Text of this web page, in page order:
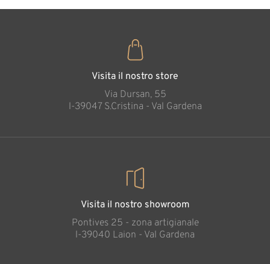
Visita il nostro store
Via Dursan, 55
l-39047 S.Cristina - Val Gardena
Visita il nostro showroom
Pontives 25 - zona artigianale
l-39040 Laion - Val Gardena